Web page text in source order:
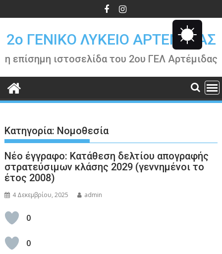
στο
2o ΓΕΝΙΚΟ ΛΥΚΕΙΟ ΑΡΤΕΜΙΔΑΣ
η επίσημη ιστοσελίδα του 2ου ΓΕΛ Αρτέμιδας
Κατηγορία: Νομοθεσία
Νέο έγγραφο: Κατάθεση δελτίου απογραφής
στρατεύσιμων κλάσης 2029 (γεννημένοι το
έτος 2008)
4 Δεκεμβρίου, 2025 admin
0
0